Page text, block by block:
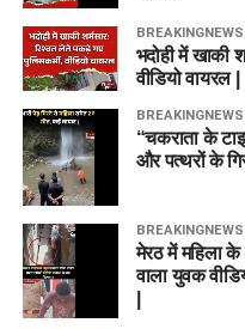
BREAKINGNEWS
भदोही में खाकी
वीडियो वायरल |
BREAKINGNEWS
“चकराता के
और पत्थरों के
BREAKINGNEWS
मेरठ में महिला
वाला युवक